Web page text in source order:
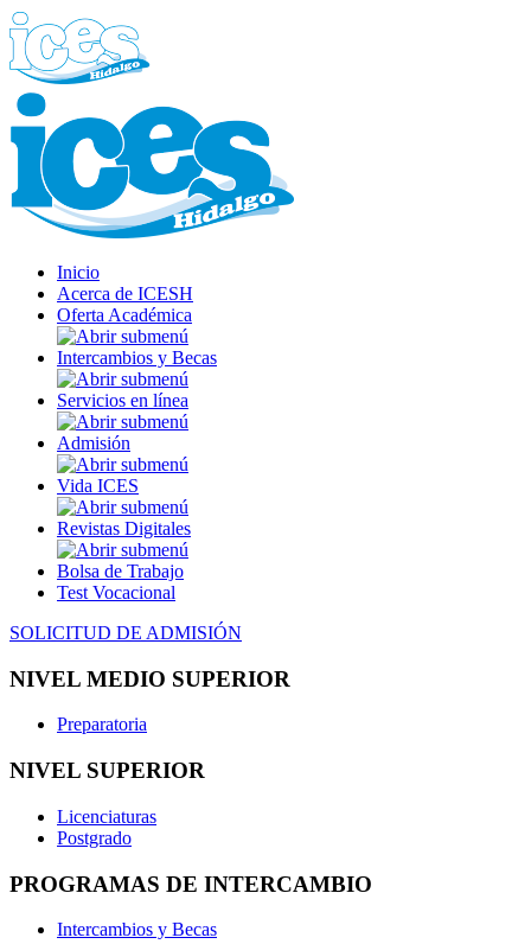
Inicio
Acerca de ICESH
Oferta Académica
Intercambios y Becas
Servicios en línea
Admisión
Vida ICES
Revistas Digitales
Bolsa de Trabajo
Test Vocacional
SOLICITUD DE ADMISIÓN
NIVEL MEDIO SUPERIOR
Preparatoria
NIVEL SUPERIOR
Licenciaturas
Postgrado
PROGRAMAS DE INTERCAMBIO
Intercambios y Becas